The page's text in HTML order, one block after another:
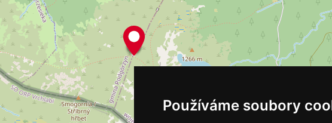
Používáme soubory